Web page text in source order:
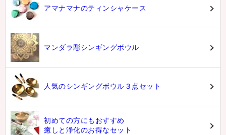
アマナマナのティンシャケース
マンダラ彫シンギングボウル
人気のシンギングボウル３点セット
初めての方にもおすすめ
癒しと浄化のお得なセット